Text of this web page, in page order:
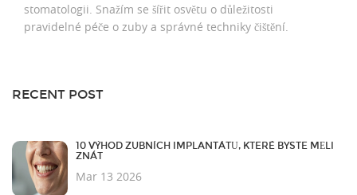
stomatologii. Snažím se šířit osvětu o důležitosti
pravidelné péče o zuby a správné techniky čištění.
RECENT POST
10 VÝHOD ZUBNÍCH IMPLANTÁTŮ, KTERÉ BYSTE MĚLI
ZNÁT
Mar 13 2026